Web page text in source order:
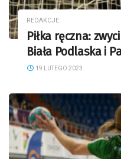
REDAKCJE
Piłka ręczna:
Biała Podlaska i
19 LUTEGO 2023